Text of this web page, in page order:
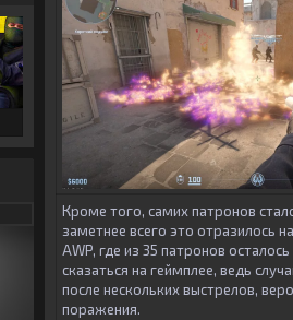
Кроме того, самих патронов
заметнее всего это отразилось
AWP, где из 35 патронов
сказаться на геймплее, ведь
после нескольких выстрелов,
поражения.